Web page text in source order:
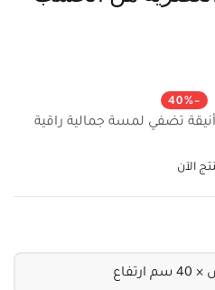
-40%
تضفي لمسة جمالية راقية
الآن